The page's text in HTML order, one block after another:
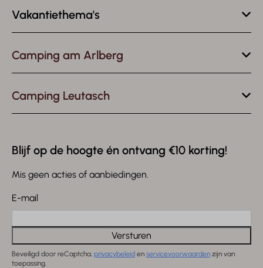
Vakantiethema's
Camping am Arlberg
Camping Leutasch
Blijf op de hoogte én ontvang €10 korting!
Mis geen acties of aanbiedingen.
E-mail
Versturen
Beveiligd door reCaptcha, privacybeleid en servicevoorwaarden zijn van
toepassing.